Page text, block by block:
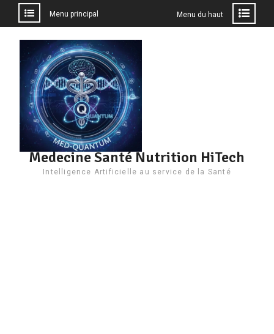
contenu
Menu principal Menu du haut
Medecine Santé Nutrition HiTech
Intelligence Artificielle au service de la Santé